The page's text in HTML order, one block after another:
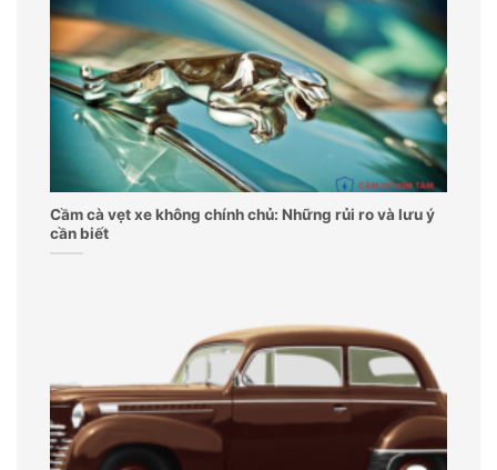
Cầm cà vẹt xe không chính chủ: Những rủi ro và lưu ý
cần biết